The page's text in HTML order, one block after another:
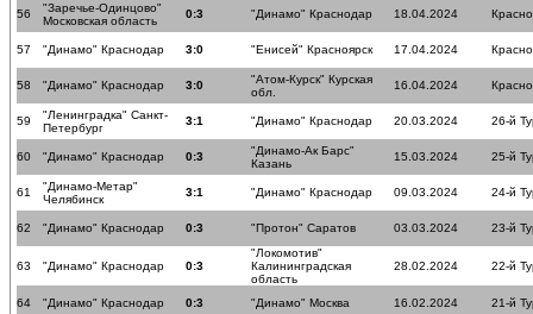
56
"Заречье-Одинцово"
Московская область
0:3 "Динамо" Краснодар 18.04.2024
57 "Динамо" Краснодар 3:0 "Енисей" Красноярск 17.04.2024
58 "Динамо" Краснодар 3:0
"Атом-Курск" Курская
обл.
16.04.2024
59
"Ленинградка" Санкт-
Петербург
3:1 "Динамо" Краснодар 20.03.2024 26-й
60 "Динамо" Краснодар 0:3
"Динамо-Ак Барс"
Казань
15.03.2024 25-й
61
"Динамо-Метар"
Челябинск
3:1 "Динамо" Краснодар 09.03.2024 24-й
62 "Динамо" Краснодар 0:3 "Протон" Саратов 03.03.2024 23-й
63 "Динамо" Краснодар 0:3
"Локомотив"
Калининградская
область
28.02.2024 22-й
64 "Динамо" Краснодар 0:3 "Динамо" Москва 16.02.2024 21-й